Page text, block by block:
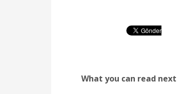
What you can read next